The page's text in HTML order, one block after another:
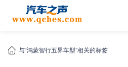
与“鸿蒙智行五界车型”相关的标签